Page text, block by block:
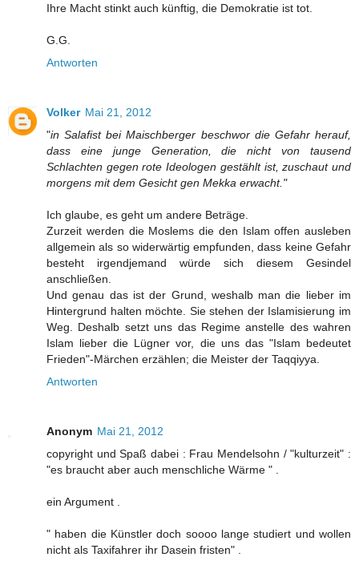
Ihre Macht stinkt auch künftig, die Demokratie ist tot.
G.G.
Antworten
Volker Mai 21, 2012
"in Salafist bei Maischberger beschwor die Gefahr herauf,
dass eine junge Generation, die nicht von tausend
Schlachten gegen rote Ideologen gestählt ist, zuschaut und
morgens mit dem Gesicht gen Mekka erwacht."
Ich glaube, es geht um andere Beträge.
Zurzeit werden die Moslems die den Islam offen ausleben
allgemein als so widerwärtig empfunden, dass keine Gefahr
besteht irgendjemand würde sich diesem Gesindel
anschließen.
Und genau das ist der Grund, weshalb man die lieber im
Hintergrund halten möchte. Sie stehen der Islamisierung im
Weg. Deshalb setzt uns das Regime anstelle des wahren
Islam lieber die Lügner vor, die uns das "Islam bedeutet
Frieden"-Märchen erzählen; die Meister der Taqqiyya.
Antworten
Anonym Mai 21, 2012
copyright und Spaß dabei : Frau Mendelsohn / "kulturzeit" :
"es braucht aber auch menschliche Wärme " .
ein Argument .
" haben die Künstler doch soooo lange studiert und wollen
nicht als Taxifahrer ihr Dasein fristen" .